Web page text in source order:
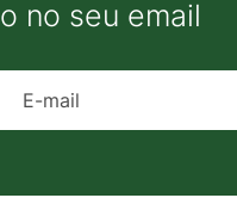
no seu email